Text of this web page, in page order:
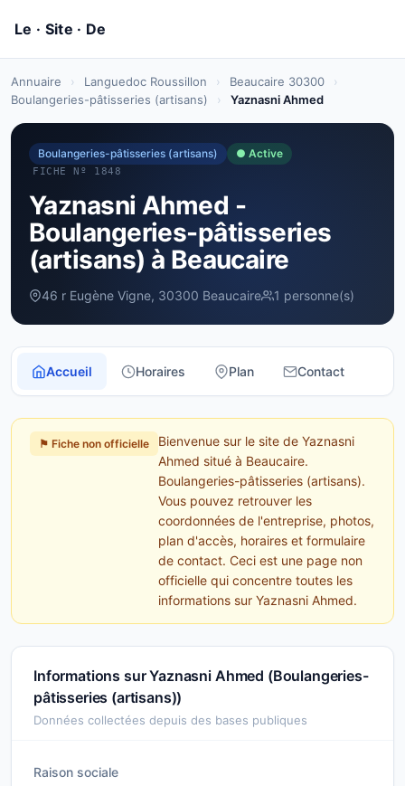
Annuaire › Languedoc Roussillon › Beaucaire 30300
›
Boulangeries-pâtisseries (artisans)
› Yaznasni Ahmed
Boulangeries-pâtisseries (artisans) ● Active
FICHE Nº 1848
Yaznasni Ahmed -
Boulangeries-pâtisseries
(artisans) à Beaucaire
46 r Eugène Vigne, 30300 Beaucaire 1 personne(s)
Accueil Horaires Plan Contact
⚑ Fiche non officielle
Bienvenue sur le site de Yaznasni
Ahmed situé à Beaucaire.
Boulangeries-pâtisseries (artisans).
Vous pouvez retrouver les
coordonnées de l'entreprise, photos,
plan d'accès, horaires et formulaire
de contact. Ceci est une page non
officielle qui concentre toutes les
informations sur Yaznasni Ahmed.
Informations sur Yaznasni Ahmed (Boulangeries-
pâtisseries (artisans))
Données collectées depuis des bases publiques
Raison sociale